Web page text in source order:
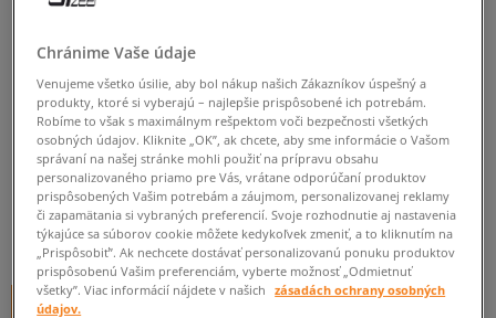
NEW ERA ČIAPKA SEERSUCKER
920 ATHLETICS OAKLAND
ATHLETICS
pánske, šiltovky
5.0( 2)
35 € -17% (počiatočná cena)
34€ -15% (najnižšia cena za posledných 30 dní pred zľavou)
29€ cena s DPH
+ 29 BODOV V SIZEERCLUBE
Chránime Vaše údaje
Venujeme všetko úsilie, aby bol nákup našich Zákazníkov úspešný a
produkty, ktoré si vyberajú – najlepšie prispôsobené ich potrebám.
Robíme to však s maximálnym rešpektom voči bezpečnosti všetkých
osobných údajov. Kliknite „OK”, ak chcete, aby sme informácie o Vašom
správaní na našej stránke mohli použiť na prípravu obsahu
personalizovaného priamo pre Vás, vrátane odporúčaní produktov
prispôsobených Vašim potrebám a záujmom, personalizovanej reklamy
či zapamätania si vybraných preferencií. Svoje rozhodnutie aj nastavenia
týkajúce sa súborov cookie môžete kedykoľvek zmeniť, a to kliknutím na
„Prispôsobiť”. Ak nechcete dostávať personalizovanú ponuku produktov
prispôsobenú Vašim preferenciám, vyberte možnosť „Odmietnuť
všetky”. Viac informácií nájdete v našich
zásadách ochrany osobných
údajov.